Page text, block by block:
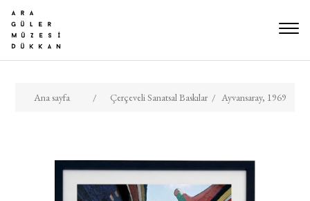
Ana sayfa / Çerçeveli Sanatsal Baskılar / Ayvansaray, 1969​